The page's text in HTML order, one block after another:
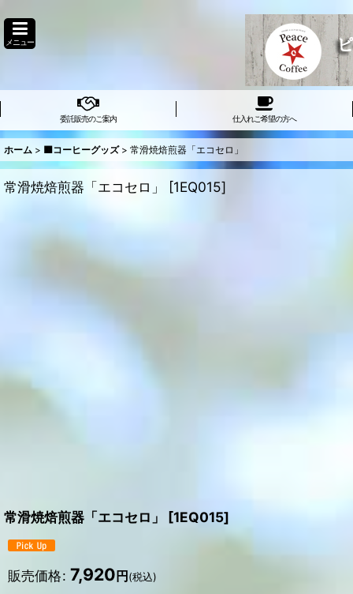
メニュー
委託販売のご案内 仕入れご希望の方へ
ホーム > 🟫コーヒーグッズ > 常滑焼焙煎器「エコセロ」
常滑焼焙煎器「エコセロ」 [1EQ015]
常滑焼焙煎器「エコセロ」 [1EQ015]
販売価格: 7,920 円 (税込)